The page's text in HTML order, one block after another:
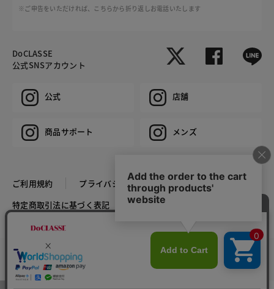
カラー・サイズを選択する
※ご申告をいただければ、こちらから折り返しお電話いたします
DoCLASSE
公式SNSアカウント
公式 店舗
商品サポート メンズ
ご利用規約
プライバシーポリシー
特定商取引法に基づく表記
推奨環境
COPYRIGHT © DoCLASSE ALL RIGHTS RESERVED.